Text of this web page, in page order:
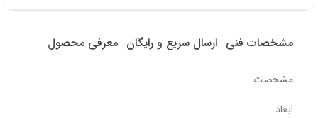
مشخصات فنی ارسال سریع و رایگان معرفی محصول
مشخصات
ابعاد